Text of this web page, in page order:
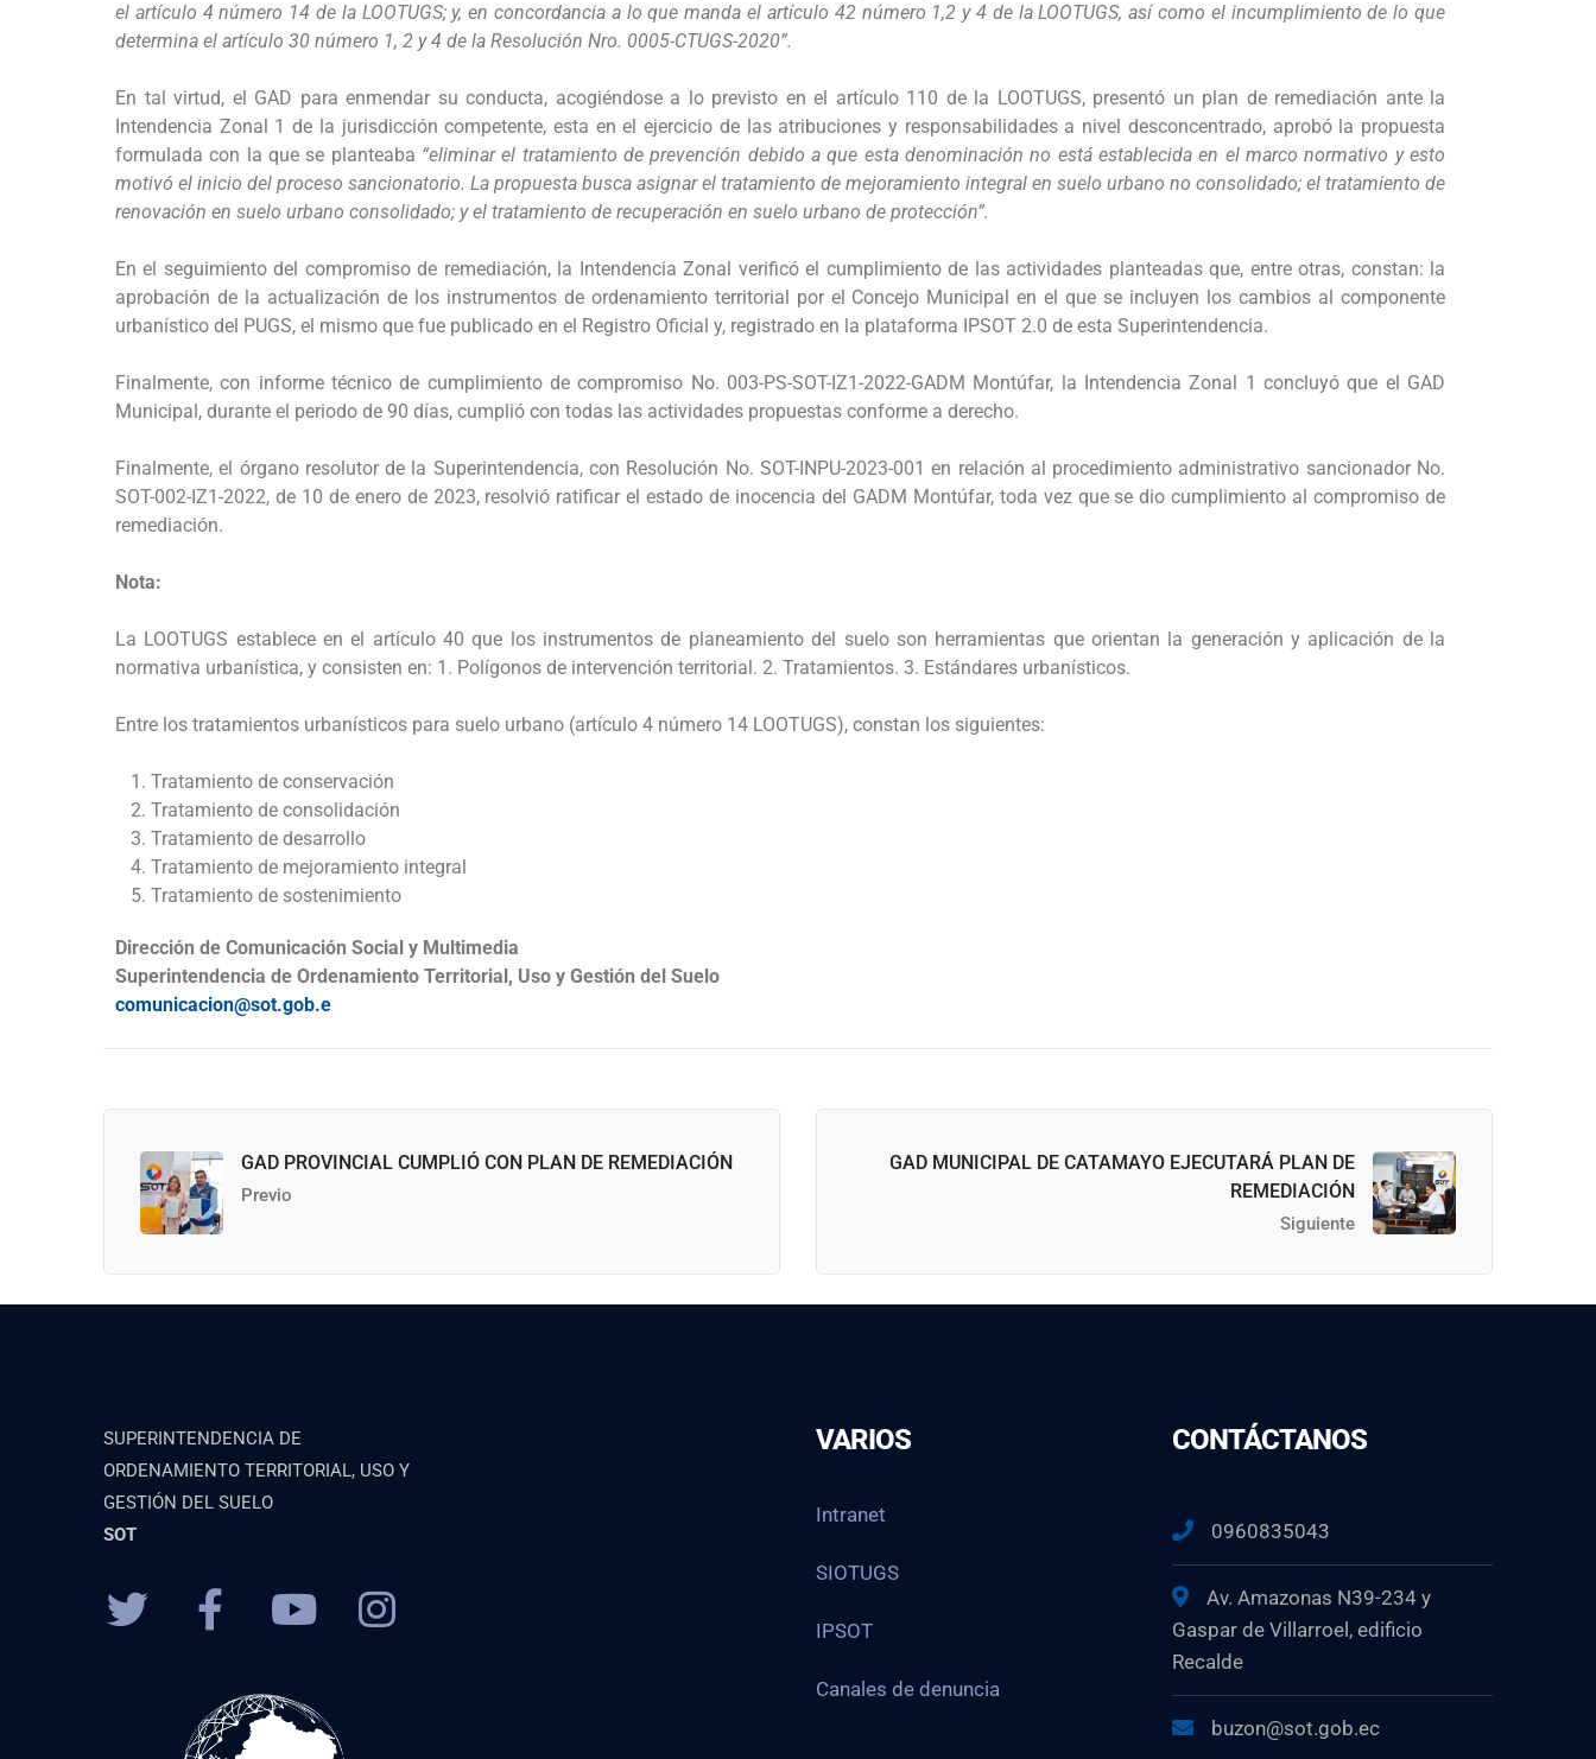
el artículo 4 número 14 de la LOOTUGS; y, en concordancia a lo que manda el artículo 42 número 1,2 y 4 de la LOOTUGS, así como el incumplimiento de lo que
determina el artículo 30 número 1, 2 y 4 de la Resolución Nro. 0005-CTUGS-2020”.
En tal virtud, el GAD para enmendar su conducta, acogiéndose a lo previsto en el artículo 110 de la LOOTUGS, presentó un plan de remediación ante la
Intendencia Zonal 1 de la jurisdicción competente, esta en el ejercicio de las atribuciones y responsabilidades a nivel desconcentrado, aprobó la propuesta
formulada con la que se planteaba “eliminar el tratamiento de prevención debido a que esta denominación no está establecida en el marco normativo y esto
motivó el inicio del proceso sancionatorio. La propuesta busca asignar el tratamiento de mejoramiento integral en suelo urbano no consolidado; el tratamiento de
renovación en suelo urbano consolidado; y el tratamiento de recuperación en suelo urbano de protección”.
En el seguimiento del compromiso de remediación, la Intendencia Zonal verificó el cumplimiento de las actividades planteadas que, entre otras, constan: la
aprobación de la actualización de los instrumentos de ordenamiento territorial por el Concejo Municipal en el que se incluyen los cambios al componente
urbanístico del PUGS, el mismo que fue publicado en el Registro Oficial y, registrado en la plataforma IPSOT 2.0 de esta Superintendencia.
Finalmente, con informe técnico de cumplimiento de compromiso No. 003-PS-SOT-IZ1-2022-GADM Montúfar, la Intendencia Zonal 1 concluyó que el GAD
Municipal, durante el periodo de 90 días, cumplió con todas las actividades propuestas conforme a derecho.
Finalmente, el órgano resolutor de la Superintendencia, con Resolución No. SOT-INPU-2023-001 en relación al procedimiento administrativo sancionador No.
SOT-002-IZ1-2022, de 10 de enero de 2023, resolvió ratificar el estado de inocencia del GADM Montúfar, toda vez que se dio cumplimiento al compromiso de
remediación.
Nota:
La LOOTUGS establece en el artículo 40 que los instrumentos de planeamiento del suelo son herramientas que orientan la generación y aplicación de la
normativa urbanística, y consisten en: 1. Polígonos de intervención territorial. 2. Tratamientos. 3. Estándares urbanísticos.
Entre los tratamientos urbanísticos para suelo urbano (artículo 4 número 14 LOOTUGS), constan los siguientes:
Tratamiento de conservación
Tratamiento de consolidación
Tratamiento de desarrollo
Tratamiento de mejoramiento integral
Tratamiento de sostenimiento
Dirección de Comunicación Social y Multimedia
Superintendencia de Ordenamiento Territorial, Uso y Gestión del Suelo
comunicacion@sot.gob.e
GAD PROVINCIAL CUMPLIÓ CON PLAN DE REMEDIACIÓN
Previo
GAD MUNICIPAL DE CATAMAYO EJECUTARÁ PLAN DE
REMEDIACIÓN
Siguiente
SUPERINTENDENCIA DE
ORDENAMIENTO TERRITORIAL, USO Y
GESTIÓN DEL SUELO
SOT
VARIOS
Intranet
SIOTUGS
IPSOT
Canales de denuncia
CONTÁCTANOS
0960835043
Av. Amazonas N39-234 y
Gaspar de Villarroel, edificio
Recalde
buzon@sot.gob.ec